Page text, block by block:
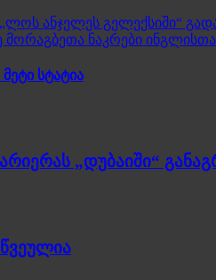
ანჯელეს გელექსიში“
მორაგბეთა ნაკრები
სტატია
„დუბაიში“